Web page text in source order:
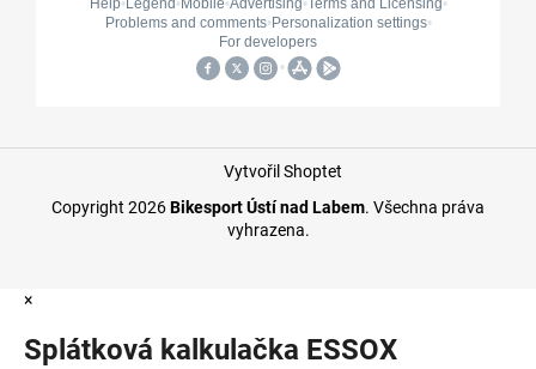
Vytvořil Shoptet
Copyright 2026Bikesport Ústí nad Labem. Všechna práva
vyhrazena.
×
Splátková kalkulačka ESSOX